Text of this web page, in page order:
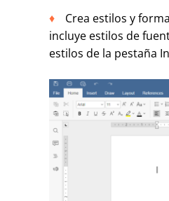
Crea estilos y
incluye estilos de
estilos de la pestaña